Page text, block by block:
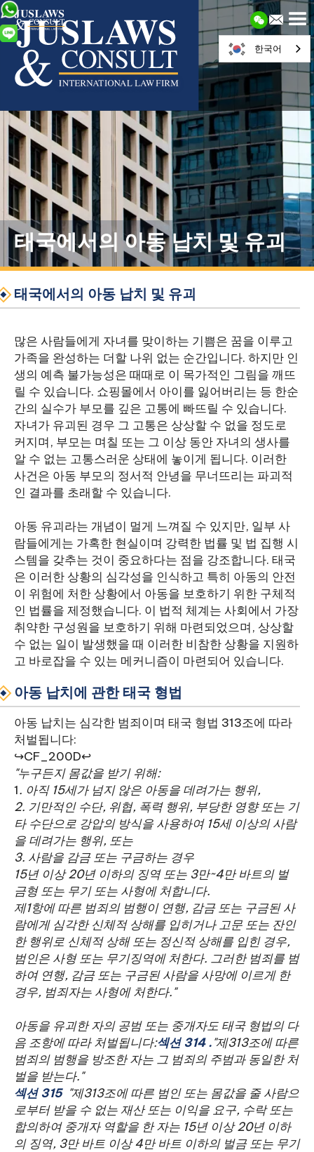
태국에서의 아동 납치 및 유괴
태국에서의 아동 납치 및 유괴
많은 사람들에게 자녀를 맞이하는 기쁨은 꿈을 이루고
가족을 완성하는 더할 나위 없는 순간입니다. 하지만 인
생의 예측 불가능성은 때때로 이 목가적인 그림을 깨뜨
릴 수 있습니다. 쇼핑몰에서 아이를 잃어버리는 등 한순
간의 실수가 부모를 깊은 고통에 빠뜨릴 수 있습니다.
자녀가 유괴된 경우 그 고통은 상상할 수 없을 정도로
커지며, 부모는 며칠 또는 그 이상 동안 자녀의 생사를
알 수 없는 고통스러운 상태에 놓이게 됩니다. 이러한
사건은 아동 부모의 정서적 안녕을 무너뜨리는 파괴적
인 결과를 초래할 수 있습니다.
아동 유괴라는 개념이 멀게 느껴질 수 있지만, 일부 사
람들에게는 가혹한 현실이며 강력한 법률 및 법 집행 시
스템을 갖추는 것이 중요하다는 점을 강조합니다. 태국
은 이러한 상황의 심각성을 인식하고 특히 아동의 안전
이 위험에 처한 상황에서 아동을 보호하기 위한 구체적
인 법률을 제정했습니다. 이 법적 체계는 사회에서 가장
취약한 구성원을 보호하기 위해 마련되었으며, 상상할
수 없는 일이 발생했을 때 이러한 비참한 상황을 지원하
고 바로잡을 수 있는 메커니즘이 마련되어 있습니다.
아동 납치에 관한 태국 형법
아동 납치는 심각한 범죄이며 태국 형법 313조에 따라
처벌됩니다:
↪CF_200D↩
"누구든지 몸값을 받기 위해:
1. 아직 15세가 넘지 않은 아동을 데려가는 행위,
2. 기만적인 수단, 위협, 폭력 행위, 부당한 영향 또는 기
타 수단으로 강압의 방식을 사용하여 15세 이상의 사람
을 데려가는 행위, 또는
3. 사람을 감금 또는 구금하는 경우
15년 이상 20년 이하의 징역 또는 3만~4만 바트의 벌
금형 또는 무기 또는 사형에 처합니다.
제1항에 따른 범죄의 범행이 연행, 감금 또는 구금된 사
람에게 심각한 신체적 상해를 입히거나 고문 또는 잔인
한 행위로 신체적 상해 또는 정신적 상해를 입힌 경우,
범인은 사형 또는 무기징역에 처한다. 그러한 범죄를 범
하여 연행, 감금 또는 구금된 사람을 사망에 이르게 한
경우, 범죄자는 사형에 처한다."
아동을 유괴한 자의 공범 또는 중개자도 태국 형법의 다
음 조항에 따라 처벌됩니다:섹션 314 ‍."제313조에 따른
범죄의 범행을 방조한 자는 그 범죄의 주범과 동일한 처
벌을 받는다." ‍
섹션 315 ‍ ‍ "제313조에 따른 범인 또는 몸값을 줄 사람으
로부터 받을 수 없는 재산 또는 이익을 요구, 수락 또는
합의하여 중개자 역할을 한 자는 15년 이상 20년 이하
의 징역, 3만 바트 이상 4만 바트 이하의 벌금 또는 무기
한국어